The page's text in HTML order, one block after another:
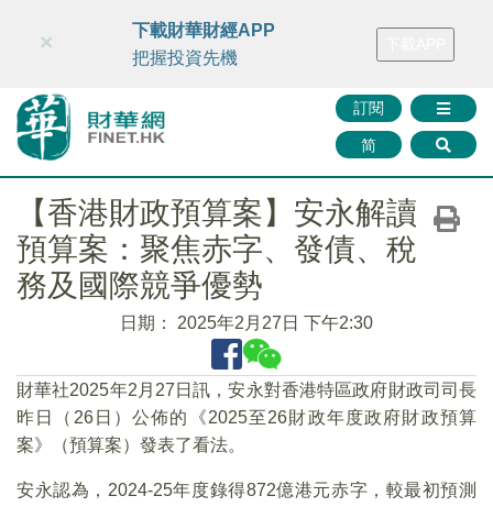
財華智庫網 FINTV FINMETA 財華證券 媒體矩陣
訂閱
简
×
下載財華財經APP
把握投資先機
【香港財政預算案】安永解讀
預算案：聚焦赤字、發債、稅
務及國際競爭優勢
日期： 2025年2月27日 下午2:30
財華社2025年2月27日訊，安永對香港特區政府財政司司長
昨日（26日）公佈的《2025至26財政年度政府財政預算
案》（預算案）發表了看法。
安永認為，2024-25年度錄得872億港元赤字，較最初預測